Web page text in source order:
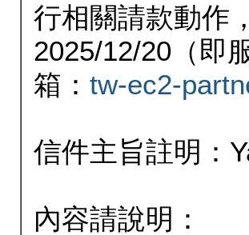
行相關請款動作
2025/12/20（即
箱： tw-ec2-
信件主旨註明：
內容請說明：